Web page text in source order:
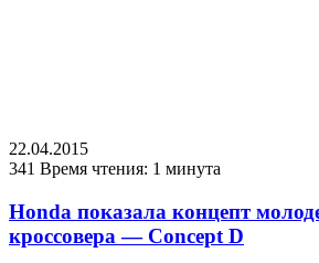
22.04.2015
341 Время чтения: 1 минута
Honda показала концепт
кроссовера — Concept D